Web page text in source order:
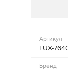
Артикул
LUX-
Бренд